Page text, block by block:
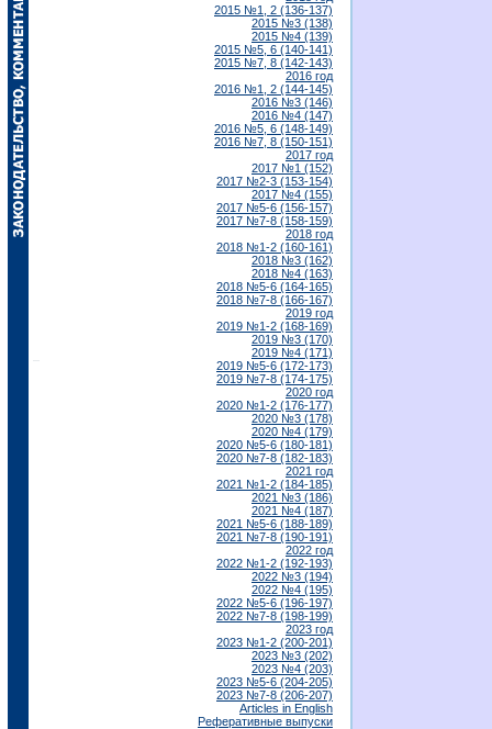
2015 №1, 2 (136-137)
2015 №3 (138)
2015 №4 (139)
2015 №5, 6 (140-141)
2015 №7, 8 (142-143)
2016 год
2016 №1, 2 (144-145)
2016 №3 (146)
2016 №4 (147)
2016 №5, 6 (148-149)
2016 №7, 8 (150-151)
2017 год
2017 №1 (152)
2017 №2-3 (153-154)
2017 №4 (155)
2017 №5-6 (156-157)
2017 №7-8 (158-159)
2018 год
2018 №1-2 (160-161)
2018 №3 (162)
2018 №4 (163)
2018 №5-6 (164-165)
2018 №7-8 (166-167)
2019 год
2019 №1-2 (168-169)
2019 №3 (170)
2019 №4 (171)
2019 №5-6 (172-173)
2019 №7-8 (174-175)
2020 год
2020 №1-2 (176-177)
2020 №3 (178)
2020 №4 (179)
2020 №5-6 (180-181)
2020 №7-8 (182-183)
2021 год
2021 №1-2 (184-185)
2021 №3 (186)
2021 №4 (187)
2021 №5-6 (188-189)
2021 №7-8 (190-191)
2022 год
2022 №1-2 (192-193)
2022 №3 (194)
2022 №4 (195)
2022 №5-6 (196-197)
2022 №7-8 (198-199)
2023 год
2023 №1-2 (200-201)
2023 №3 (202)
2023 №4 (203)
2023 №5-6 (204-205)
2023 №7-8 (206-207)
Articles in English
Реферативные выпуски